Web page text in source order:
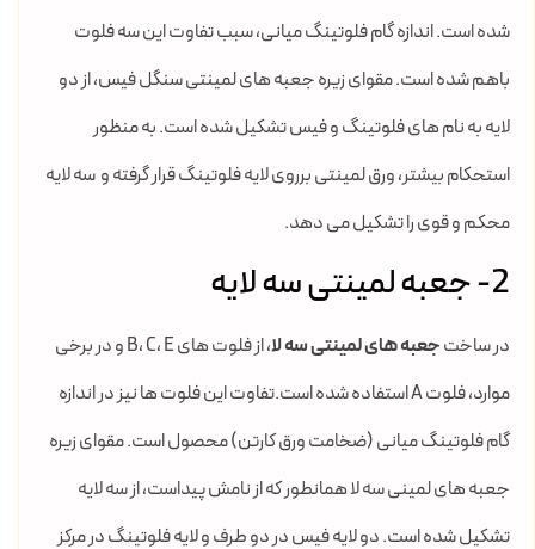
شده است. اندازه گام فلوتینگ میانی، سبب تفاوت این سه فلوت
باهم شده است. مقوای زیره جعبه های لمینتی سنگل فیس، از دو
لایه به نام های فلوتینگ و فیس تشکیل شده است. به منظور
استحکام بیشتر، ورق لمینتی برروی لایه فلوتینگ قرار گرفته و سه لایه
محکم و قوی را تشکیل می دهد.
2- جعبه لمینتی سه لایه
در ساختجعبه های لمینتی سه لا
، از فلوت های B، C، E و در برخی
موارد، فلوت A استفاده شده است.تفاوت این فلوت ها نیز در اندازه
گام فلوتینگ میانی (ضخامت ورق کارتن) محصول است. مقوای زیره
جعبه های لمینی سه لا همانطور که از نامش پیداست، از سه لایه
تشکیل شده است. دو لایه فیس در دو طرف و لایه فلوتینگ در مرکز